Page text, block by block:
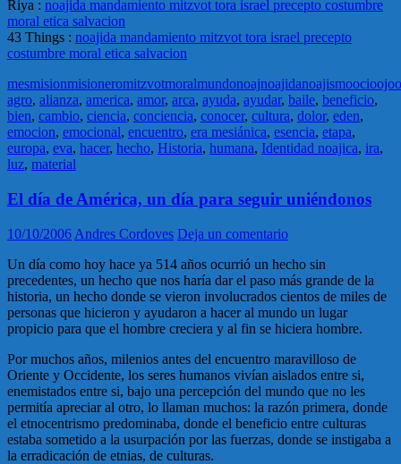
Riya : noajida mandamiento mitzvot tora israel precepto costumbre
moral etica salvacion
43 Things : noajida mandamiento mitzvot tora israel precepto
costumbre moral etica salvacion
mesmisionmisioneromitzvotmoralmundonoajnoajidanoajismoocioojo
agro, alianza, america, amor, arca, ayuda, ayudar, baile, beneficio,
bien, cambio, ciencia, conciencia, conocer, cultura, dolor, eden,
emocion, emocional, encuentro, era mesiánica, esencia, etapa,
europa, eva, hacer, hecho, Historia, humana, Identidad noajica, ira,
luz, material
El dí­a de América, un dí­a para seguir uniéndonos
10/10/2006 Andres Cordoves Deja un comentario
Un día como hoy hace ya 514 años ocurrió un hecho sin
precedentes, un hecho que nos haría dar el paso más grande de la
historia, un hecho donde se vieron involucrados cientos de miles de
personas que hicieron y ayudaron a hacer al mundo un lugar
propicio para que el hombre creciera y al fin se hiciera hombre.
Por muchos años, milenios antes del encuentro maravilloso de
Oriente y Occidente, los seres humanos vivían aislados entre si,
enemistados entre si, bajo una percepción del mundo que no les
permitía apreciar al otro, lo llaman muchos: la razón primera, donde
el etnocentrismo predominaba, donde el beneficio entre culturas
estaba sometido a la usurpación por las fuerzas, donde se instigaba a
la erradicación de etnias, de culturas.